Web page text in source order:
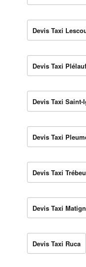
Devis Taxi
Devis Taxi
Devis Taxi Saint-
Devis Taxi
Devis Taxi
Devis Taxi
Devis Taxi Ruca